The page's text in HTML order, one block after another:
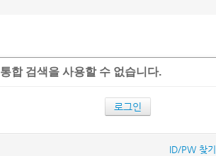
통합 검색을 사용할 수 없습니다.
로그인
ID/PW 찾기